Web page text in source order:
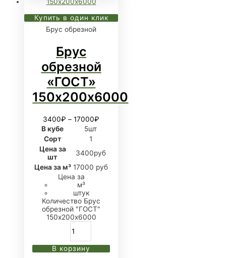
Купить в один клик
Брус обрезной
Брус
обрезной
«ГОСТ»
150х200х6000
3400₽ – 17000₽
В кубе
5шт
Сорт
1
Цена за
шт
3400руб
Цена за м³ 17000 руб
Цена за
м³
штук
Количество Брус
обрезной "ГОСТ"
150х200х6000
В корзину